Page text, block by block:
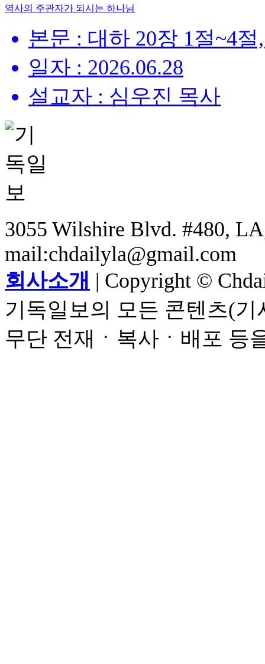
역사의 주관자가 되시는 하나님
본문 : 대하 20장 1절~4절
일자 : 2026.06.28
설교자 : 심우진 목사
3055 Wilshire Blvd. #480,
mail:chdailyla@gmail.com
회사소개 | Copyright ©
기독일보의 모든 콘텐츠(
무단 전재ㆍ복사ㆍ배포 등